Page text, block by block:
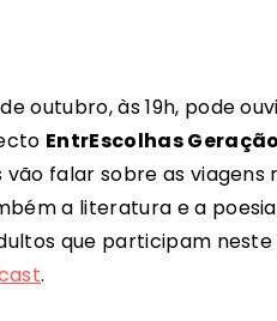
outubro, às 19h, pode
EntrEscolhas Geração
vão falar sobre as
a literatura e a
que participam
.